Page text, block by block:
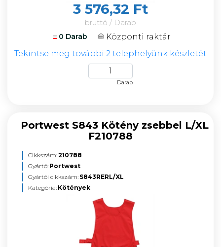
3 576,32 Ft
bruttó / Darab
0 Darab
Központi raktár
Tekintse meg további 2 telephelyünk készletét
Darab
Portwest S843 Kötény zsebbel L/XL
F210788
Cikkszám:210788
Gyártó: Portwest
Gyártói cikkszám: S843RERL/XL
Kategória: Kötények